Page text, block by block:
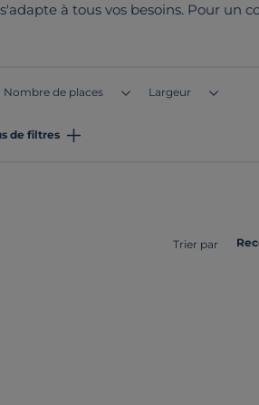
à tous vos besoins. Pour un
Nombre de places Largeur
de filtres
Trier par